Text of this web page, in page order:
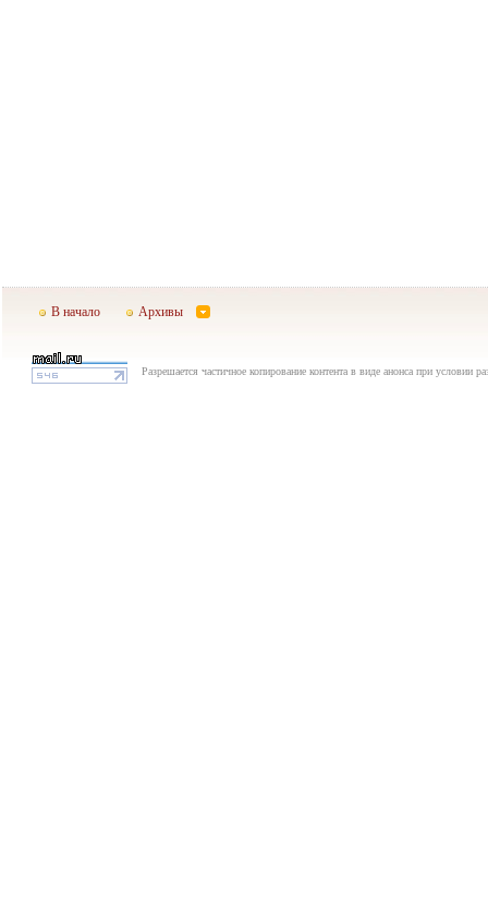
В начало Архивы
Разрешается частичное копирование контента в виде анонса при условии